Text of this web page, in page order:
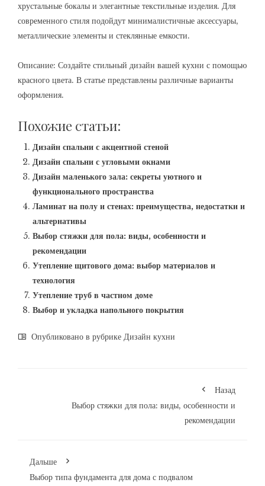
хрустальные бокалы и элегантные текстильные изделия. Для
современного стиля подойдут минималистичные аксессуары‚
металлические элементы и стеклянные емкости.
Описание: Создайте стильный дизайн вашей кухни с помощью
красного цвета. В статье представлены различные варианты
оформления.
Похожие статьи:
Дизайн спальни с акцентной стеной
Дизайн спальни с угловыми окнами
Дизайн маленького зала: секреты уютного и
функционального пространства
Ламинат на полу и стенах: преимущества, недостатки и
альтернативы
Выбор стяжки для пола: виды, особенности и
рекомендации
Утепление щитового дома: выбор материалов и
технология
Утепление труб в частном доме
Выбор и укладка напольного покрытия
Опубликовано в рубрике Дизайн кухни
Назад
Выбор стяжки для пола: виды, особенности и
рекомендации
Дальше
Выбор типа фундамента для дома с подвалом